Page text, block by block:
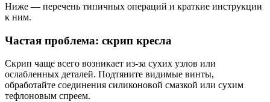
Ниже — перечень типичных операций и краткие инструкции
к ним.
Частая проблема: скрип кресла
Скрип чаще всего возникает из-за сухих узлов или
ослабленных деталей. Подтяните видимые винты,
обработайте соединения силиконовой смазкой или сухим
тефлоновым спреем.